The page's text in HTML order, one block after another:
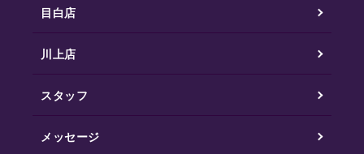
目白店
川上店
スタッフ
メッセージ